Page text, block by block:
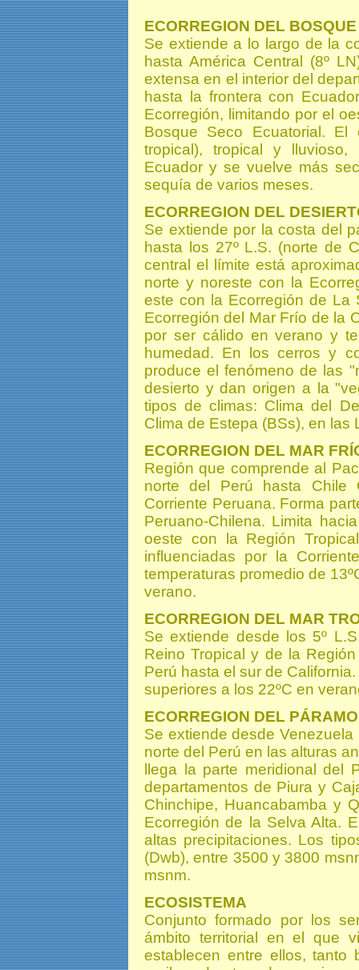
ECORREGION DEL
Se extiende a lo largo de la
hasta América Central (8º
extensa en el interior del
hasta la frontera con
Ecorregión, limitando por el
Bosque Seco Ecuatorial.
tropical), tropical y
Ecuador y se vuelve más
sequía de varios meses.
ECORREGION DEL
Se extiende por la costa del
hasta los 27º L.S. (norte de
central el límite está
norte y noreste con la
este con la Ecorregión de La
Ecorregión del Mar Frío de la
por ser cálido en verano y
humedad. En los cerros y
produce el fenómeno de las
desierto y dan origen a la
tipos de climas: Clima del
Clima de Estepa (BSs), en las
ECORREGION DEL MAR
Región que comprende al
norte del Perú hasta Chile
Corriente Peruana. Forma
Peruano-Chilena. Limita
oeste con la Región
influenciadas por la
temperaturas promedio de
verano.
ECORREGION DEL MAR
Se extiende desde los 5º
Reino Tropical y de la
Perú hasta el sur de
superiores a los 22ºC en
ECORREGION DEL PÁRAMO
Se extiende desde
norte del Perú en las alturas
llega la parte meridional del
departamentos de Piura y
Chinchipe, Huancabamba y
Ecorregión de la Selva Alta.
altas precipitaciones. Los
(Dwb), entre 3500 y 3800
msnm.
ECOSISTEMA
Conjunto formado por los
ámbito territorial en el que
establecen entre ellos, tanto